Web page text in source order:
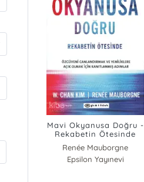
Mavi Okyanusa Doğru -
Rekabetin Ötesinde
Renée Mauborgne
W. Chan Kim
Epsilon Yayınevi